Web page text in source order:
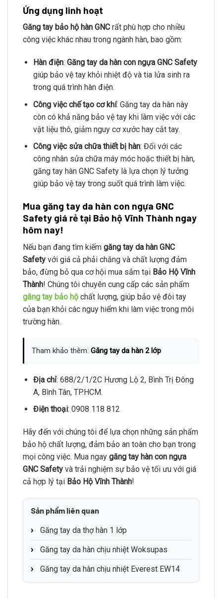
Ứng dụng linh hoạt
Găng tay bảo hộ hàn GNC rất phù hợp cho nhiều
công việc khác nhau trong ngành hàn, bao gồm:
Hàn điện: Găng tay da hàn con ngựa GNC Safety
giúp bảo vệ tay khỏi nhiệt độ và tia lửa sinh ra
trong quá trình hàn điện.
Công việc chế tạo cơ khí: Găng tay da hàn này
còn có khả năng bảo vệ tay khi làm việc với các
vật liệu thô, giảm nguy cơ xước hay cắt tay.
Công việc sửa chữa thiết bị hàn: Đối với các
công nhân sửa chữa máy móc hoặc thiết bị hàn,
găng tay hàn GNC Safety là lựa chọn lý tưởng
giúp bảo vệ tay trong suốt quá trình làm việc.
Mua găng tay da hàn con ngựa GNC
Safety giá rẻ tại Bảo hộ Vĩnh Thành ngay
hôm nay!
Nếu bạn đang tìm kiếm găng tay da hàn GNC
Safety với giá cả phải chăng và chất lượng đảm
bảo, đừng bỏ qua cơ hội mua sắm tại Bảo Hộ Vĩnh
Thành! Chúng tôi chuyên cung cấp các sản phẩm
găng tay bảo hộ chất lượng, giúp bảo vệ đôi tay
của bạn khỏi các nguy hiểm khi làm việc trong môi
trường hàn.
Tham khảo thêm:Găng tay da hàn 2 lớp
Địa chỉ: 688/2/1/2C Hương Lộ 2, Bình Trị Đông
A, Bình Tân, TP.HCM.
Điện thoại: 0908 118 812
Hãy đến với chúng tôi để lựa chọn những sản phẩm
bảo hộ chất lượng, đảm bảo an toàn cho bạn trong
mọi công việc. Mua ngay găng tay hàn con ngựa
GNC Safety và trải nghiệm sự bảo vệ tối ưu với giá
cả hợp lý tại Bảo Hộ Vĩnh Thành!
Sản phẩm liên quan
Găng tay da thợ hàn 1 lớp
Găng tay da hàn chịu nhiệt Woksupas
Găng tay da hàn chịu nhiệt Everest EW14